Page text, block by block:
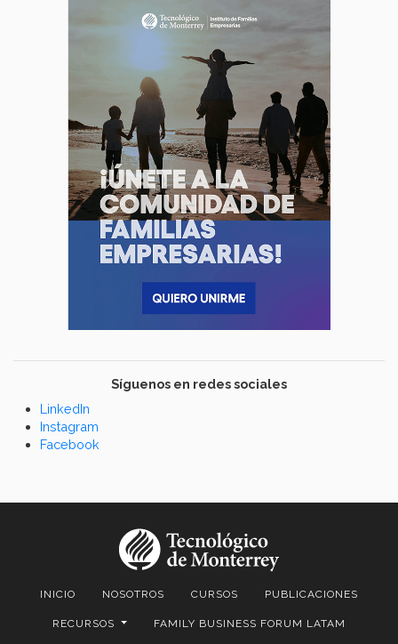
Síguenos en redes sociales
LinkedIn
Instagram
Facebook
INICIO NOSOTROS CURSOS PUBLICACIONES
RECURSOS FAMILY BUSINESS FORUM LATAM